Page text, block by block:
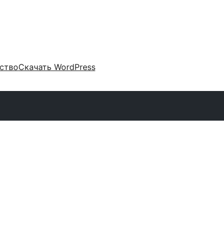
Скачать WordPress